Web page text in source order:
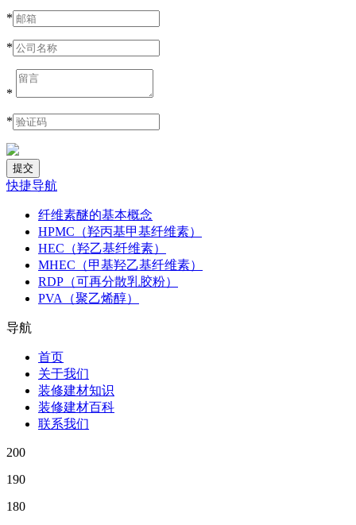
*
*
*
*
快捷导航
纤维素醚的基本概念
HPMC（羟丙基甲基纤维素）
HEC（羟乙基纤维素）
MHEC（甲基羟乙基纤维素）
RDP（可再分散乳胶粉）
PVA（聚乙烯醇）
导航
首页
关于我们
装修建材知识
装修建材百科
联系我们
200
190
180